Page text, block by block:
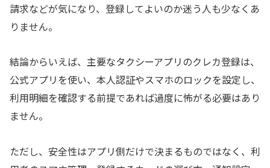
請求などが気になり、登録してよいのか迷う人も少なくあ
りません。
結論からいえば、主要なタクシーアプリのクレカ登録は、
公式アプリを使い、本人認証やスマホのロックを設定し、
利用明細を確認する前提であれば過度に怖がる必要はあり
ません。
ただし、安全性はアプリ側だけで決まるものではなく、利